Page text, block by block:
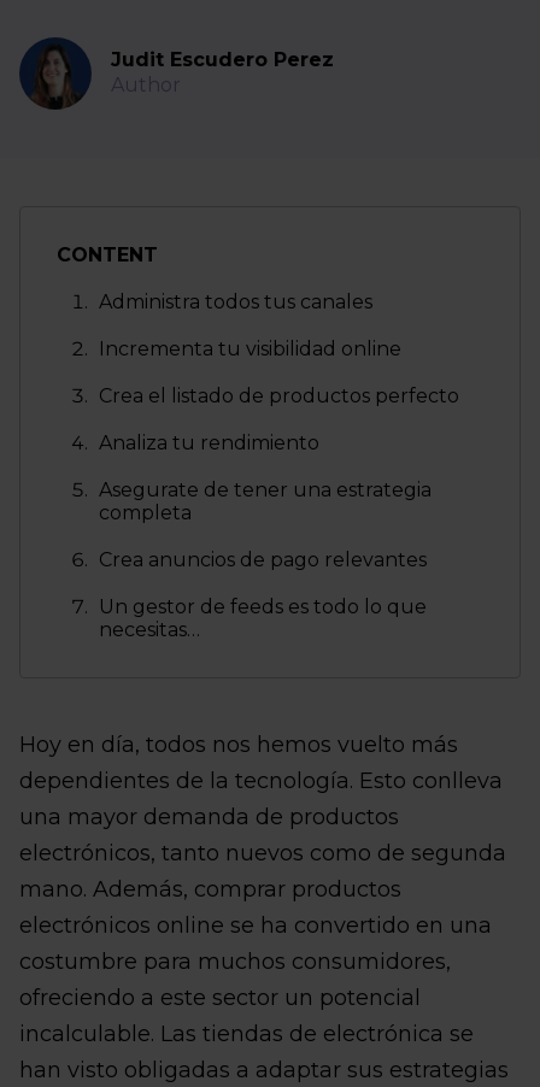
Judit Escudero Perez
Author
CONTENT
Administra todos tus canales
Incrementa tu visibilidad online
Crea el listado de productos perfecto
Analiza tu rendimiento
Asegurate de tener una estrategia
completa
Crea anuncios de pago relevantes
Un gestor de feeds es todo lo que
necesitas…
Hoy en día, todos nos hemos vuelto más
dependientes de la tecnología. Esto conlleva
una mayor demanda de productos
electrónicos, tanto nuevos como de segunda
mano. Además, comprar productos
electrónicos online se ha convertido en una
costumbre para muchos consumidores,
ofreciendo a este sector un potencial
incalculable. Las tiendas de electrónica se
han visto obligadas a adaptar sus estrategias